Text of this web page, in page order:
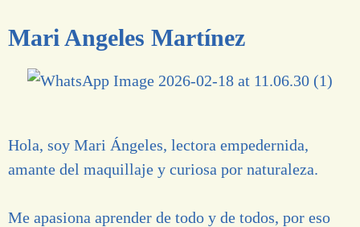
Mari Angeles Martínez
Hola, soy Mari Ángeles, lectora empedernida,
amante del maquillaje y curiosa por naturaleza.
Me apasiona aprender de todo y de todos, por eso